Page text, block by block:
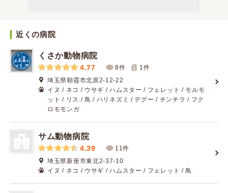
近くの病院
くさか動物病院
4.77 8件 1 件
埼玉県朝霞市北原2-12-22
イヌ / ネコ / ウサギ / ハムスター / フェレット / モルモ
ット / リス / 鳥 / ハリネズミ / デグー / チンチラ / フク
ロモモンガ
サム動物病院
4.39
11件
埼玉県新座市東北2-37-10
イヌ / ネコ / ウサギ / ハムスター / フェレット / 鳥